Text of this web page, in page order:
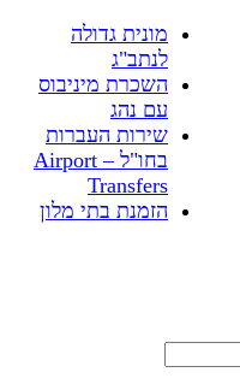
מונית גדולה
לנתב"ג
השכרת מיניבוס
עם נהג
שירות העברות
בחו"ל – Airport
Transfers
הזמנת בתי מלון